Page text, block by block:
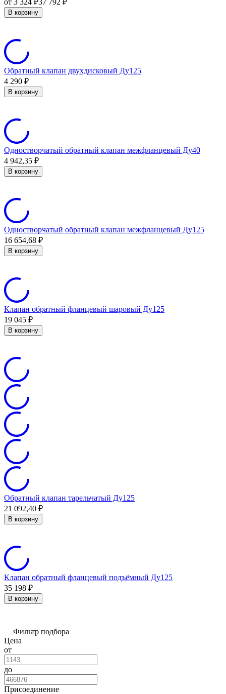
В корзину
Обратный клапан двухдисковый Ду125
4 290 ₽
В корзину
Одностворчатый обратный клапан межфланцевый Ду40
4 942,35 ₽
В корзину
Одностворчатый обратный клапан межфланцевый Ду125
16 654,68 ₽
В корзину
Клапан обратный фланцевый шаровый Ду125
19 045 ₽
В корзину
Обратный клапан тарельчатый Ду125
21 092,40 ₽
В корзину
Клапан обратный фланцевый подъёмный Ду125
35 198 ₽
В корзину
Фильтр подбора
Цена
от
до
Присоединение